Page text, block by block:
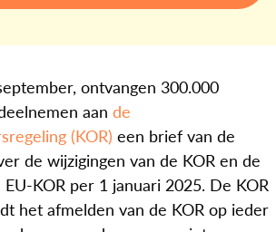
ontvangen 300.000
aan de
(KOR) een brief van de
de wijzigingen van de KOR en de
KOR per 1 januari 2025. De KOR
het afmelden van de KOR op ieder